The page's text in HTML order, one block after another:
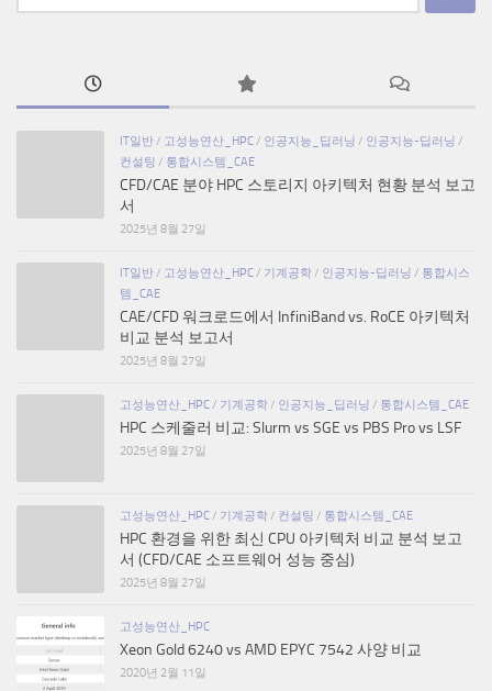
IT일반/ 고성능연산_HPC/ 인공지능_딥러닝 / 인공지능-딥러닝 /
컨설팅 / 통합시스템_CAE
CFD/CAE 분야 HPC 스토리지 아키텍처 현황 분석 보고
서
2025년 8월 27일
IT일반/ 고성능연산_HPC/ 기계공학/ 인공지능-딥러닝 / 통합시스
템_CAE
CAE/CFD 워크로드에서 InfiniBand vs. RoCE 아키텍처
비교 분석 보고서
2025년 8월 27일
고성능연산_HPC/ 기계공학/ 인공지능_딥러닝 / 통합시스템_CAE
HPC 스케줄러 비교: Slurm vs SGE vs PBS Pro vs LSF
2025년 8월 27일
고성능연산_HPC/ 기계공학/ 컨설팅 / 통합시스템_CAE
HPC 환경을 위한 최신 CPU 아키텍처 비교 분석 보고
서 (CFD/CAE 소프트웨어 성능 중심)
2025년 8월 27일
고성능연산_HPC
Xeon Gold 6240 vs AMD EPYC 7542 사양 비교
2020년 2월 11일